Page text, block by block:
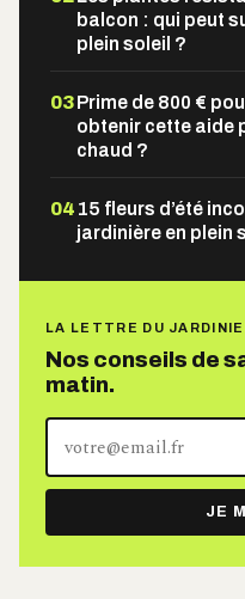
balcon : qui peut
plein soleil ?
03Prime de 800 €
obtenir cette aide
chaud ?
04 15 fleurs d’été
jardinière en plein
LA LETTRE DU
Nos conseils de
matin.
adresse
e-
mail
JE